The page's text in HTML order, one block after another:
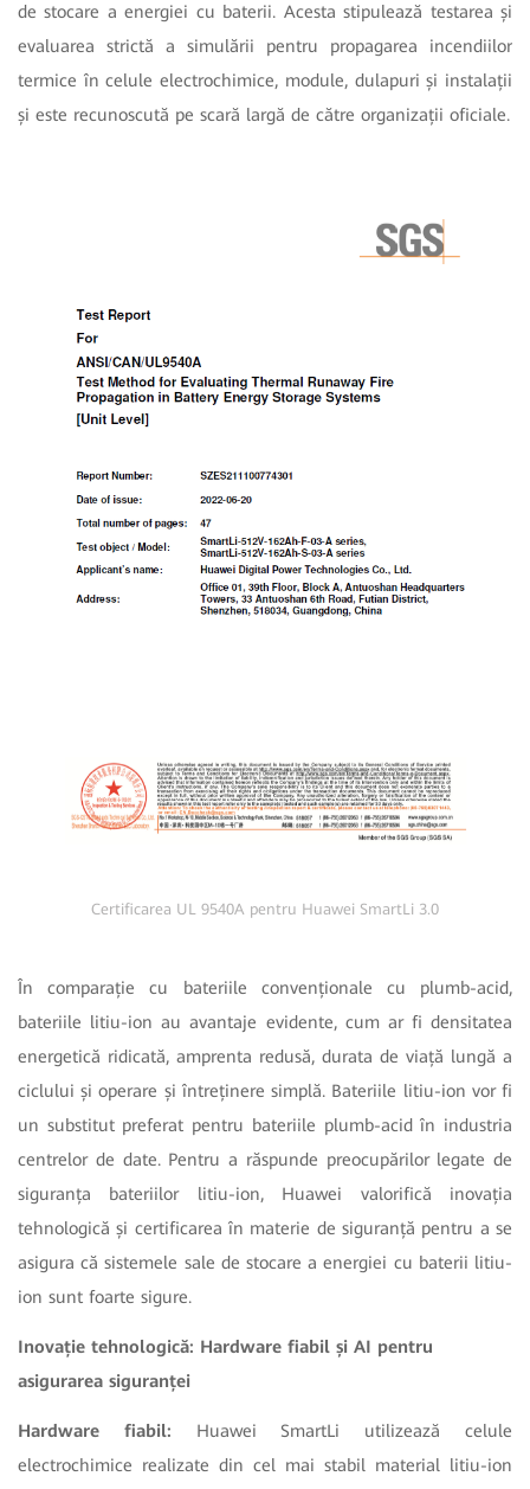
de stocare a energiei cu baterii. Acesta stipulează testarea și
evaluarea strictă a simulării pentru propagarea incendiilor
termice în celule electrochimice, module, dulapuri și instalații
și este recunoscută pe scară largă de către organizații oficiale.
Certificarea UL 9540A pentru Huawei SmartLi 3.0
În comparație cu bateriile convenționale cu plumb-acid,
bateriile litiu-ion au avantaje evidente, cum ar fi densitatea
energetică ridicată, amprenta redusă, durata de viață lungă a
ciclului și operare și întreținere simplă. Bateriile litiu-ion vor fi
un substitut preferat pentru bateriile plumb-acid în industria
centrelor de date. Pentru a răspunde preocupărilor legate de
siguranța bateriilor litiu-ion, Huawei valorifică inovația
tehnologică și certificarea în materie de siguranță pentru a se
asigura că sistemele sale de stocare a energiei cu baterii litiu-
ion sunt foarte sigure.
Inovație tehnologică: Hardware fiabil și AI pentru
asigurarea siguranței
Hardware fiabil: Huawei SmartLi utilizează celule
electrochimice realizate din cel mai stabil material litiu-ion